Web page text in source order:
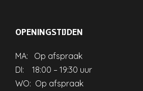
OPENINGSTIJDEN
MA: Op afspraak
DI: 18:00 – 19:30 uur
WO: Op afspraak